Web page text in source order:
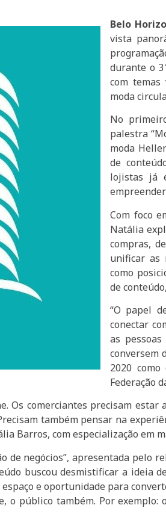
Belo
vista
durante o
com
moda
No
palestra
moda
de
lojistas já
Com foco
Natália
compras,
unificar as
como
de
“O papel
conectar
as
conversem
2020
Federação
Os comerciantes precisam
também pensar na
Barros, com especialização em
negócios”, apresentada pelo
buscou desmistificar a ideia
e oportunidade para
o público também. Por